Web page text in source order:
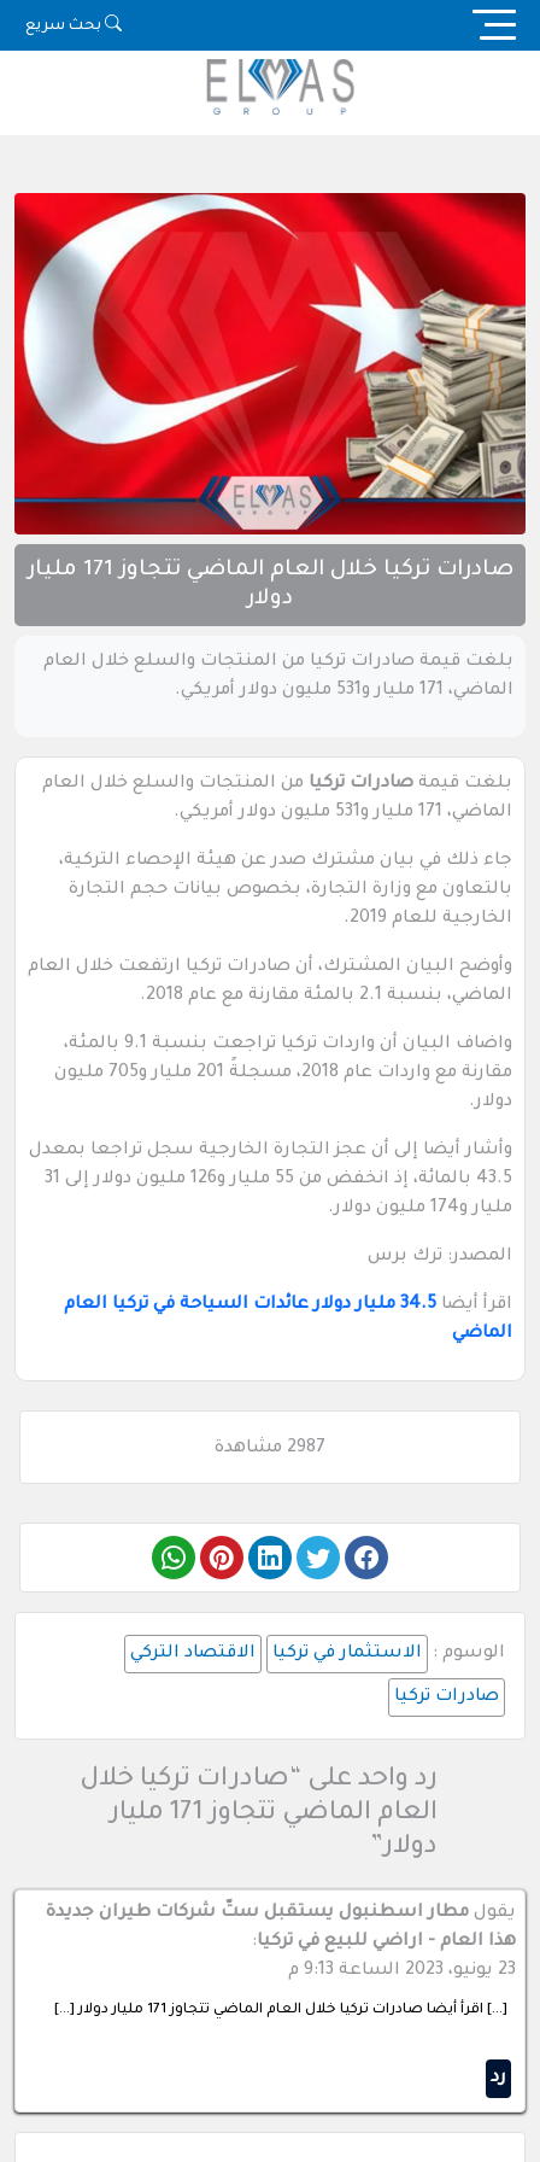
Skip
بحث سريع
صادرات تركيا خلال العام الماضي تتجاوز 171 مليار
دولار
بلغت قيمة صادرات تركيا من المنتجات والسلع خلال العام
الماضي، 171 مليار و531 مليون دولار أمريكي.
بلغت قيمة صادرات تركيا من المنتجات والسلع خلال العام
الماضي، 171 مليار و531 مليون دولار أمريكي.
جاء ذلك في بيان مشترك صدر عن هيئة الإحصاء التركية،
بالتعاون مع وزارة التجارة، بخصوص بيانات حجم التجارة
الخارجية للعام 2019.
وأوضح البيان المشترك، أن صادرات تركيا ارتفعت خلال العام
الماضي، بنسبة 2.1 بالمئة مقارنة مع عام 2018.
واضاف البيان أن واردات تركيا تراجعت بنسبة 9.1 بالمئة،
مقارنة مع واردات عام 2018، مسجلةً 201 مليار و705 مليون
دولار.
وأشار أيضا إلى أن عجز التجارة الخارجية سجل تراجعا بمعدل
43.5 بالمائة، إذ انخفض من 55 مليار و126 مليون دولار إلى 31
مليار و174 مليون دولار.
المصدر: ترك برس
اقرأ أيضا
34.5 مليار دولار عائدات السياحة في تركيا العام
الماضي
2987 مشاهدة
الوسوم : الاستثمار في تركيا الاقتصاد التركي
صادرات تركيا
رد واحد على “صادرات تركيا خلال
العام الماضي تتجاوز 171 مليار
دولار”
يقول مطار اسطنبول يستقبل ستّ شركات طيران جديدة
هذا العام - اراضي للبيع في تركيا:
23 يونيو، 2023 الساعة 9:13 م
[…] اقرأ أيضا صادرات تركيا خلال العام الماضي تتجاوز 171 مليار دولار […]
رد